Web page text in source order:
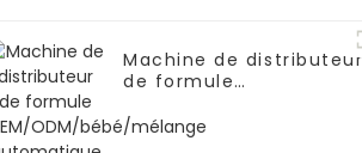
Machine de distributeur
de formule
automatique de poudre